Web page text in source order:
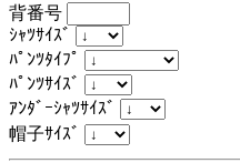
背番号
ｼｬﾂｻｲｽﾞ
ﾊﾟﾝﾂﾀｲﾌﾟ
ﾊﾟﾝﾂｻｲｽﾞ
ｱﾝﾀﾞｰｼｬﾂｻｲｽﾞ
帽子ｻｲｽﾞ